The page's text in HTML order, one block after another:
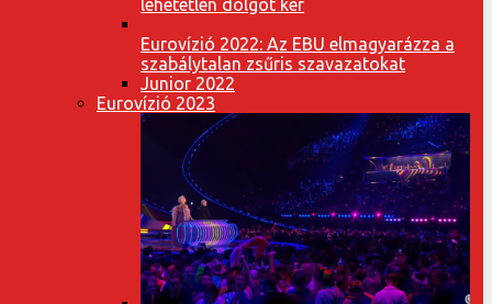
lehetetlen dolgot kér
Eurovízió 2022: Az EBU elmagyarázza a
szabálytalan zsűris szavazatokat
Junior 2022
Eurovízió 2023